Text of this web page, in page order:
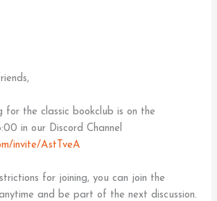
for the classic bookclub is on the
in our Discord Channel
invite/AstTveA
for joining, you can join the
and be part of the next discussion.